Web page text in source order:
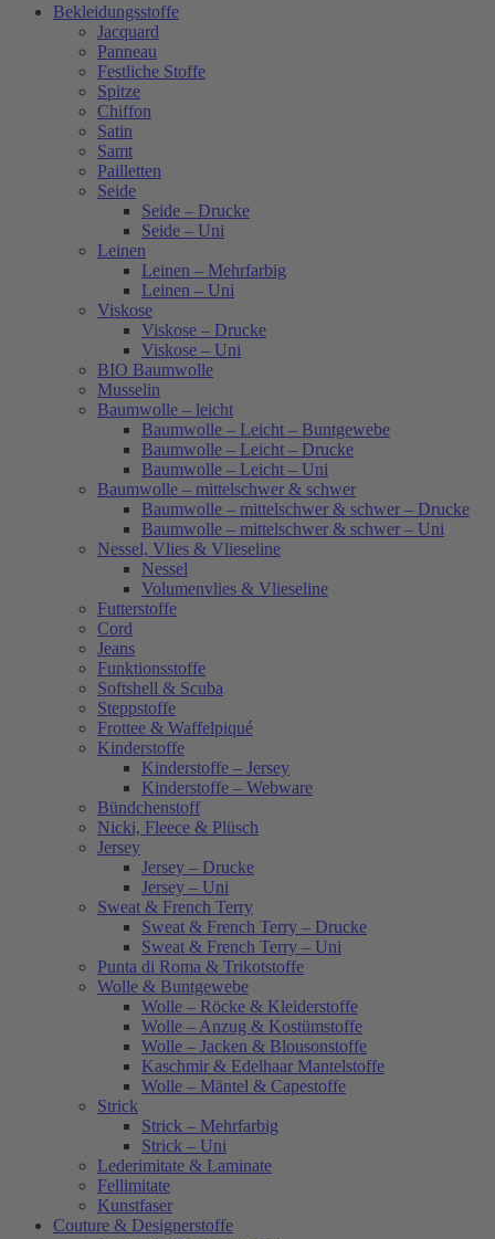
Bekleidungsstoffe
Jacquard
Panneau
Festliche Stoffe
Spitze
Chiffon
Satin
Samt
Pailletten
Seide
Seide – Drucke
Seide – Uni
Leinen
Leinen – Mehrfarbig
Leinen – Uni
Viskose
Viskose – Drucke
Viskose – Uni
BIO Baumwolle
Musselin
Baumwolle – leicht
Baumwolle – Leicht – Buntgewebe
Baumwolle – Leicht – Drucke
Baumwolle – Leicht – Uni
Baumwolle – mittelschwer & schwer
Baumwolle – mittelschwer & schwer – Drucke
Baumwolle – mittelschwer & schwer – Uni
Nessel, Vlies & Vlieseline
Nessel
Volumenvlies & Vlieseline
Futterstoffe
Cord
Jeans
Funktionsstoffe
Softshell & Scuba
Steppstoffe
Frottee & Waffelpiqué
Kinderstoffe
Kinderstoffe – Jersey
Kinderstoffe – Webware
Bündchenstoff
Nicki, Fleece & Plüsch
Jersey
Jersey – Drucke
Jersey – Uni
Sweat & French Terry
Sweat & French Terry – Drucke
Sweat & French Terry – Uni
Punta di Roma & Trikotstoffe
Wolle & Buntgewebe
Wolle – Röcke & Kleiderstoffe
Wolle – Anzug & Kostümstoffe
Wolle – Jacken & Blousonstoffe
Kaschmir & Edelhaar Mantelstoffe
Wolle – Mäntel & Capestoffe
Strick
Strick – Mehrfarbig
Strick – Uni
Lederimitate & Laminate
Fellimitate
Kunstfaser
Couture & Designerstoffe